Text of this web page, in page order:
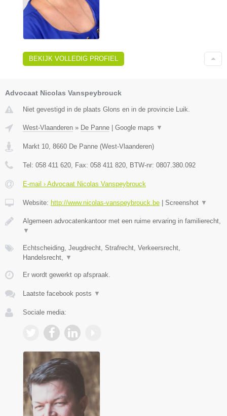
BEKIJK VOLLEDIG PROFIEL
Advocaat Nicolas Vanspeybrouck
Niet gevestigd in de plaats Glons en in de provincie Luik.
West-Vlaanderen » De Panne Google maps ▼
Markt 10 8660 De Panne (West-Vlaanderen)
Tel: 058 411 620 , Fax: 058 411 820 , BTW-nr: 0807.380.092
E-mail › Advocaat Nicolas Vanspeybrouck
Website: http://www.nicolas-vanspeybrouck.be Screenshot ▼
Algemeen advocatenkantoor met een ruime ervaring in familierecht,
▼
Echtscheiding, Jeugdrecht, Strafrecht, Verkeersrecht,
Handelsrecht,
▼
Er wordt gewerkt op afspraak.
Laatste facebook posts ▼
Sociale media: